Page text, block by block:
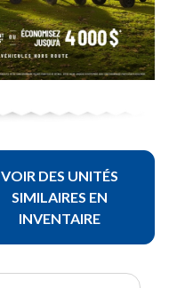
VOIR DES UNITÉS
SIMILAIRES EN
INVENTAIRE